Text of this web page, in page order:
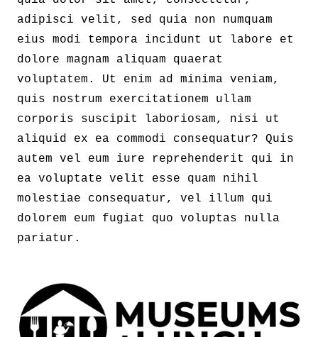
adipisci velit, sed quia non numquam
eius modi tempora incidunt ut labore et
dolore magnam aliquam quaerat
voluptatem. Ut enim ad minima veniam,
quis nostrum exercitationem ullam
corporis suscipit laboriosam, nisi ut
aliquid ex ea commodi consequatur? Quis
autem vel eum iure reprehenderit qui in
ea voluptate velit esse quam nihil
molestiae consequatur, vel illum qui
dolorem eum fugiat quo voluptas nulla
pariatur.